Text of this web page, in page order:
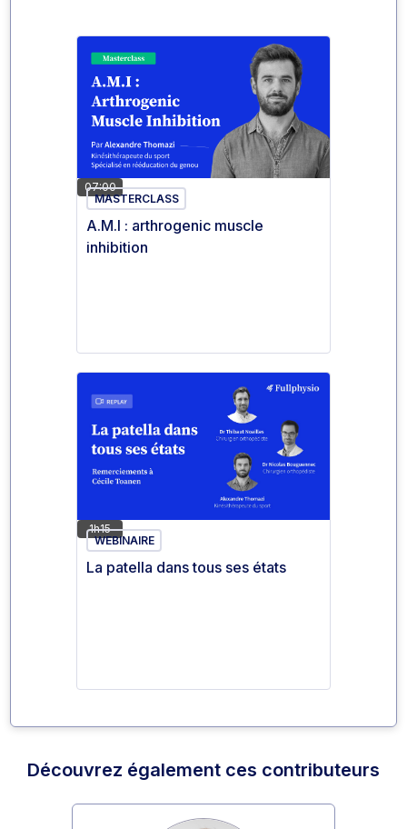
07:00
MASTERCLASS
A.M.I : arthrogenic muscle
inhibition
1h15
WEBINAIRE
La patella dans tous ses états
Découvrez également ces contributeurs